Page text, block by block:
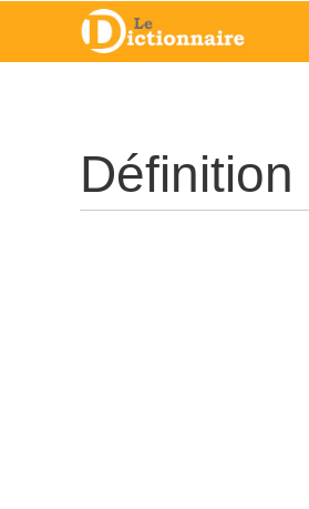
Définition